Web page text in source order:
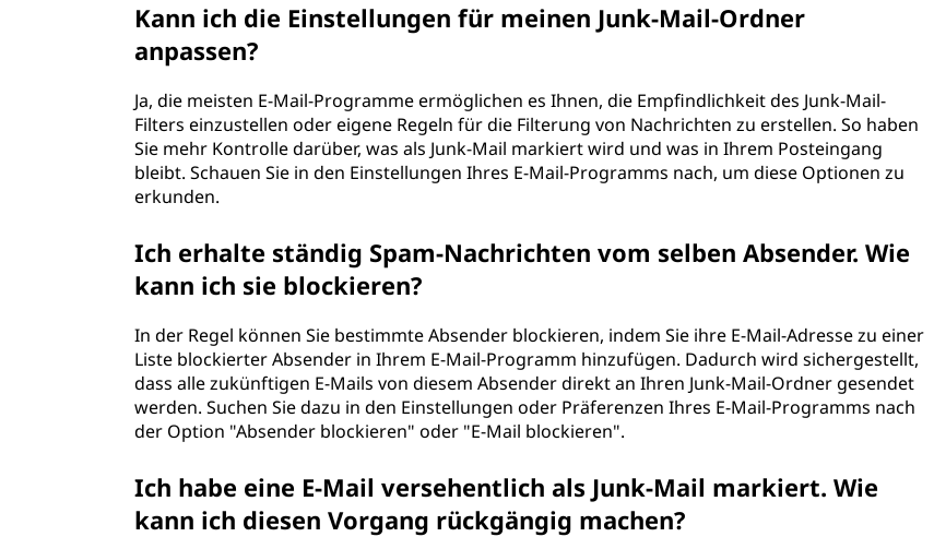
Kann ich die Einstellungen für meinen Junk-Mail-Ordner
anpassen?
Ja, die meisten E-Mail-Programme ermöglichen es Ihnen, die Empfindlichkeit des Junk-Mail-
Filters einzustellen oder eigene Regeln für die Filterung von Nachrichten zu erstellen. So haben
Sie mehr Kontrolle darüber, was als Junk-Mail markiert wird und was in Ihrem Posteingang
bleibt. Schauen Sie in den Einstellungen Ihres E-Mail-Programms nach, um diese Optionen zu
erkunden.
Ich erhalte ständig Spam-Nachrichten vom selben Absender. Wie
kann ich sie blockieren?
In der Regel können Sie bestimmte Absender blockieren, indem Sie ihre E-Mail-Adresse zu einer
Liste blockierter Absender in Ihrem E-Mail-Programm hinzufügen. Dadurch wird sichergestellt,
dass alle zukünftigen E-Mails von diesem Absender direkt an Ihren Junk-Mail-Ordner gesendet
werden. Suchen Sie dazu in den Einstellungen oder Präferenzen Ihres E-Mail-Programms nach
der Option "Absender blockieren" oder "E-Mail blockieren".
Ich habe eine E-Mail versehentlich als Junk-Mail markiert. Wie
kann ich diesen Vorgang rückgängig machen?